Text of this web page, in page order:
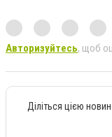
Авторизуйтесь, щоб
Діліться цією